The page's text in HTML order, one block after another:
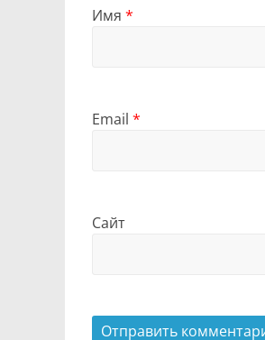
Имя *
Email *
Сайт